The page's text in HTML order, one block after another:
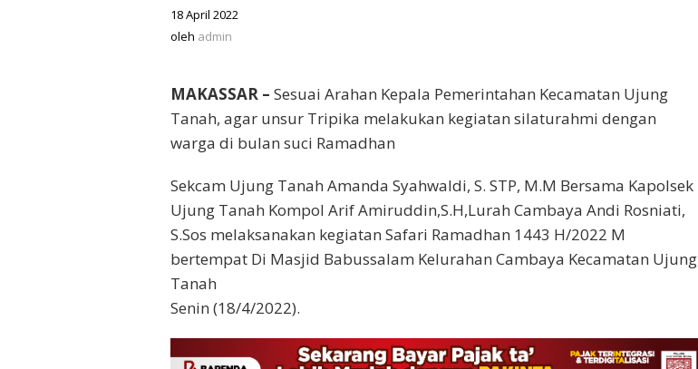
18 April 2022
oleh admin
MAKASSAR – Sesuai Arahan Kepala Pemerintahan Kecamatan Ujung
Tanah, agar unsur Tripika melakukan kegiatan silaturahmi dengan
warga di bulan suci Ramadhan
Sekcam Ujung Tanah Amanda Syahwaldi, S. STP, M.M Bersama Kapolsek
Ujung Tanah Kompol Arif Amiruddin,S.H,Lurah Cambaya Andi Rosniati,
S.Sos melaksanakan kegiatan Safari Ramadhan 1443 H/2022 M
bertempat Di Masjid Babussalam Kelurahan Cambaya Kecamatan Ujung
Tanah
Senin (18/4/2022).